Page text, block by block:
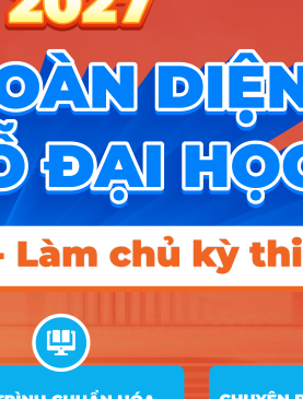
Ngôn ngữ Nhật (Cơ sở
đào tạo Đà Nẵng)
X78
C00; C03; C04; D01;
D10; D14; X02; X70;
X78
X78